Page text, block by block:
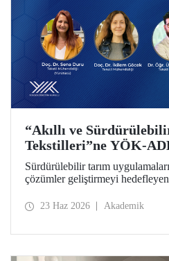
“Akıllı ve
Tekstilleri”ne YÖK-
Sürdürülebilir tarım
çözümler geliştirmeyi
değerli ürünlere dönüştürülmesini
23 Haz 2026 Akademik